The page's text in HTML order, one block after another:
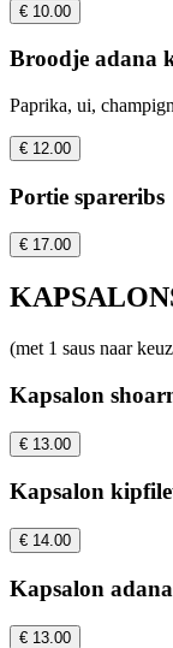
€ 10.00
Broodje adana
Paprika, ui,
€ 12.00
Portie spareribs
€ 17.00
(met 1 saus naar
Kapsalon
€ 13.00
Kapsalon
€ 14.00
Kapsalon
€ 13.00